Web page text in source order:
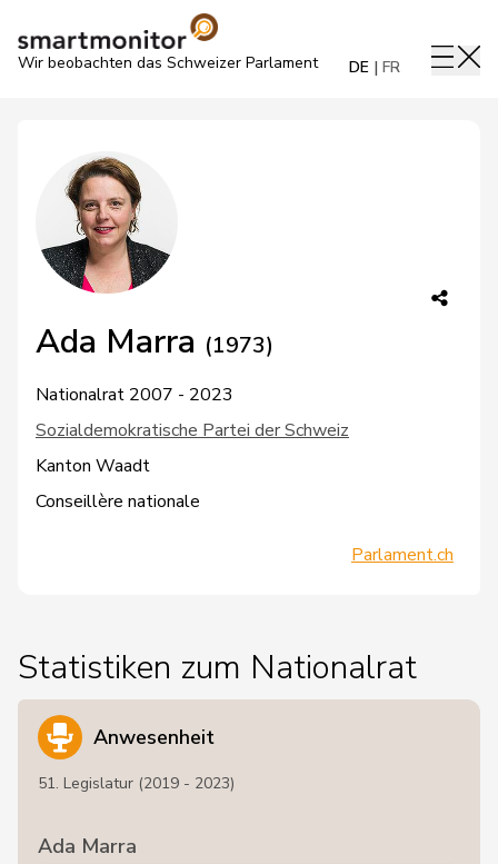
Wir beobachten das Schweizer Parlament DE FR
Ada Marra (1973)
Nationalrat 2007 - 2023
Sozialdemokratische Partei der Schweiz
Kanton Waadt
Conseillère nationale
Parlament.ch
Statistiken zum Nationalrat
Anwesenheit
51. Legislatur (2019 - 2023)
Ada Marra